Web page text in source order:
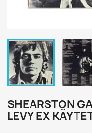
SHEARSTON
LEVY EX